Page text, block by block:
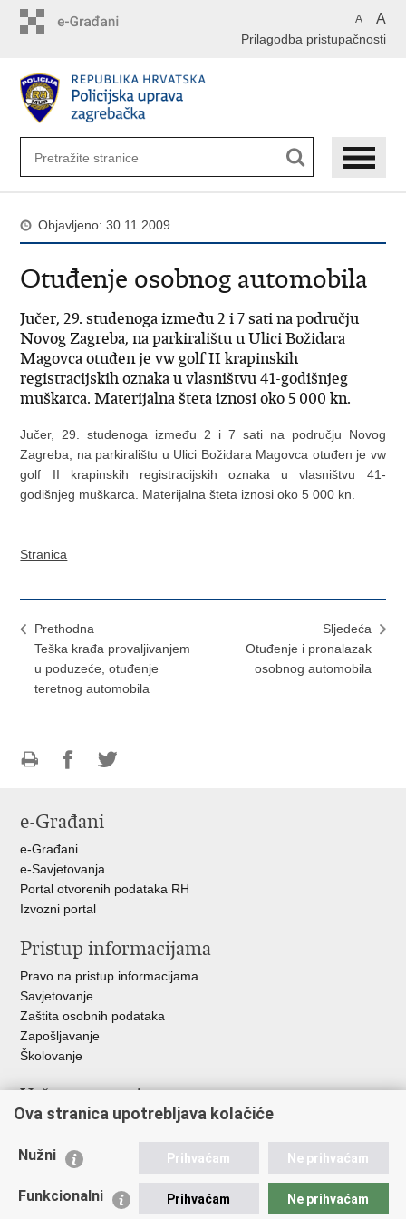
A A
Prilagodba pristupačnosti
Objavljeno: 30.11.2009.
Otuđenje osobnog automobila
Jučer, 29. studenoga između 2 i 7 sati na području
Novog Zagreba, na parkiralištu u Ulici Božidara
Magovca otuđen je vw golf II krapinskih
registracijskih oznaka u vlasništvu 41-godišnjeg
muškarca. Materijalna šteta iznosi oko 5 000 kn.
Jučer, 29. studenoga između 2 i 7 sati na području Novog
Zagreba, na parkiralištu u Ulici Božidara Magovca otuđen je vw
golf II krapinskih registracijskih oznaka u vlasništvu 41-
godišnjeg muškarca. Materijalna šteta iznosi oko 5 000 kn.
Stranica
Prethodna
Teška krađa provaljivanjem
u poduzeće, otuđenje
teretnog automobila
Sljedeća
Otuđenje i pronalazak
osobnog automobila
FacebookuTwitteru
e-Građani
e-Građani
e-Savjetovanja
Portal otvorenih podataka RH
Izvozni portal
Pristup informacijama
Pravo na pristup informacijama
Savjetovanje
Zaštita osobnih podataka
Zapošljavanje
Školovanje
Važne poveznice
Ministarstvo unutarnjih poslova
Udruge
Policijska akademija
Ova stranica upotrebljava kolačiće
Nužni Prihvaćam Ne prihvaćam
Funkcionalni Prihvaćam Ne prihvaćam